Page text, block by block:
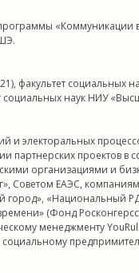
«Коммуникации
факультет
социальных наук НИУ
и электоральных
партнерских проектов
организациями и
Советом ЕАЭС,
город», «Национальный
(Фонд
менеджменту